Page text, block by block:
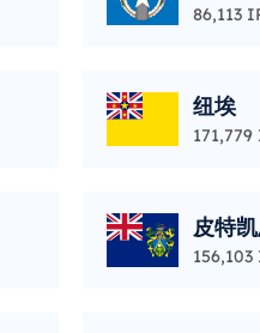
86,113
纽埃
171,779
皮特
156,103